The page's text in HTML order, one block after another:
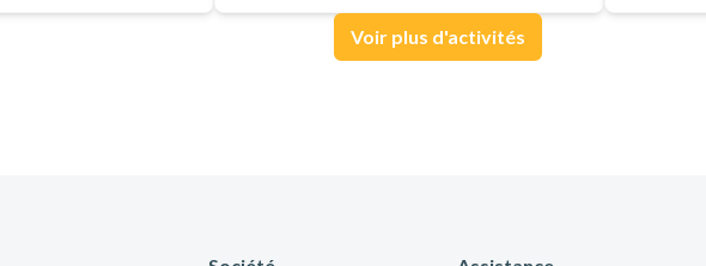
Voir plus d'activités